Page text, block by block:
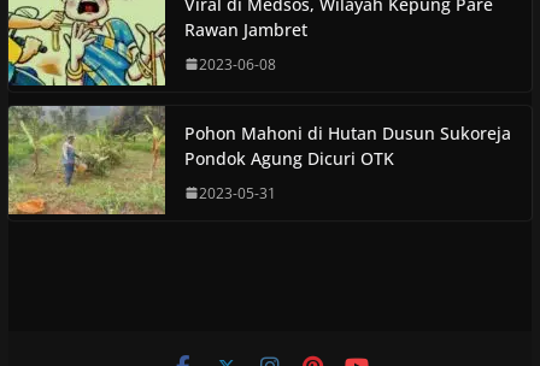
Rawan Jambret
2023-06-08
Pohon Mahoni di Hutan Dusun Sukoreja
Pondok Agung Dicuri OTK
2023-05-31